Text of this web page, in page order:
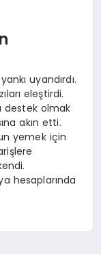
uyandırdı.
eleştirdi.
destek olmak
akın etti.
yemek için
hesaplarında